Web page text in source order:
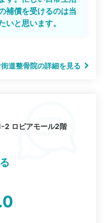
補償を受けるのは当
いと思います。
道整骨院の詳細を見る
2 ロピアモール2階